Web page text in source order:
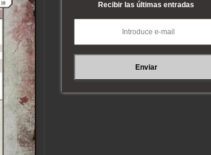
Recibir las últimas entradas